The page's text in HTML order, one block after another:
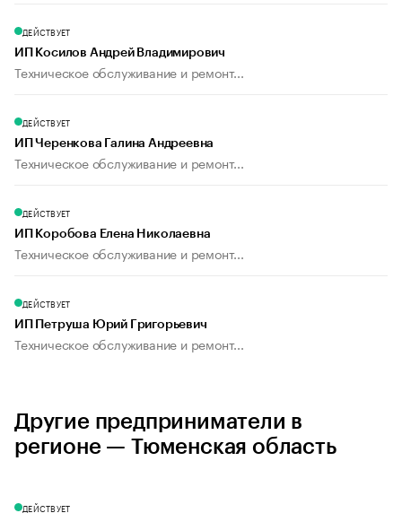
ДЕЙСТВУЕТ
ИП Косилов Андрей Владимирович
Техническое обслуживание и ремонт...
ДЕЙСТВУЕТ
ИП Черенкова Галина Андреевна
Техническое обслуживание и ремонт...
ДЕЙСТВУЕТ
ИП Коробова Елена Николаевна
Техническое обслуживание и ремонт...
ДЕЙСТВУЕТ
ИП Петруша Юрий Григорьевич
Техническое обслуживание и ремонт...
Другие предприниматели в
регионе — Тюменская область
ДЕЙСТВУЕТ